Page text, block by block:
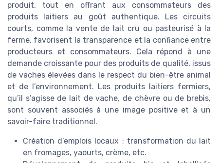
produit, tout en offrant aux consommateurs des
produits laitiers au goût authentique. Les circuits
courts, comme la vente de lait cru ou pasteurisé à la
ferme, favorisent la transparence et la confiance entre
producteurs et consommateurs. Cela répond à une
demande croissante pour des produits de qualité, issus
de vaches élevées dans le respect du bien-être animal
et de l’environnement. Les produits laitiers fermiers,
qu’il s’agisse de lait de vache, de chèvre ou de brebis,
sont souvent associés à une image positive et à un
savoir-faire traditionnel.
Création d’emplois locaux : transformation du lait
en fromages, yaourts, crème, etc.